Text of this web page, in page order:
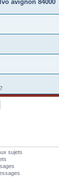
avignon 84000
sujets